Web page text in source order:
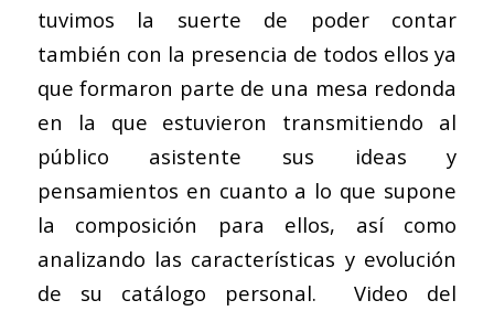
tuvimos la suerte de poder contar
también con la presencia de todos ellos ya
que formaron parte de una mesa redonda
en la que estuvieron transmitiendo al
público asistente sus ideas y
pensamientos en cuanto a lo que supone
la composición para ellos, así como
analizando las características y evolución
de su catálogo personal. Video del